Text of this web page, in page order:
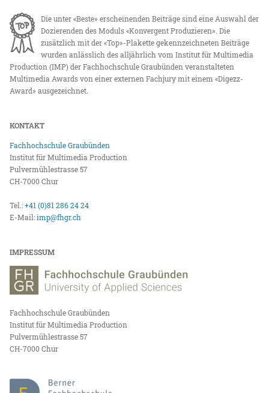
Die unter «Beste» erscheinenden Beiträge sind eine Auswahl der
Dozierenden des Moduls «Konvergent Produzieren». Die
zusätzlich mit der «Top»-Plakette gekennzeichneten Beiträge
wurden anlässlich des alljährlich vom Institut für Multimedia
Production (IMP) der Fachhochschule Graubünden veranstalteten
Multimedia Awards von einer externen Fachjury mit einem «Digezz-
Award» ausgezeichnet.
KONTAKT
Fachhochschule Graubünden
Institut für Multimedia Production
Pulvermühlestrasse 57
CH-7000 Chur
Tel.:+41 (0)81 286 24 24
E-Mail:imp@fhgr.ch
IMPRESSUM
Fachhochschule Graubünden
Institut für Multimedia Production
Pulvermühlestrasse 57
CH-7000 Chur